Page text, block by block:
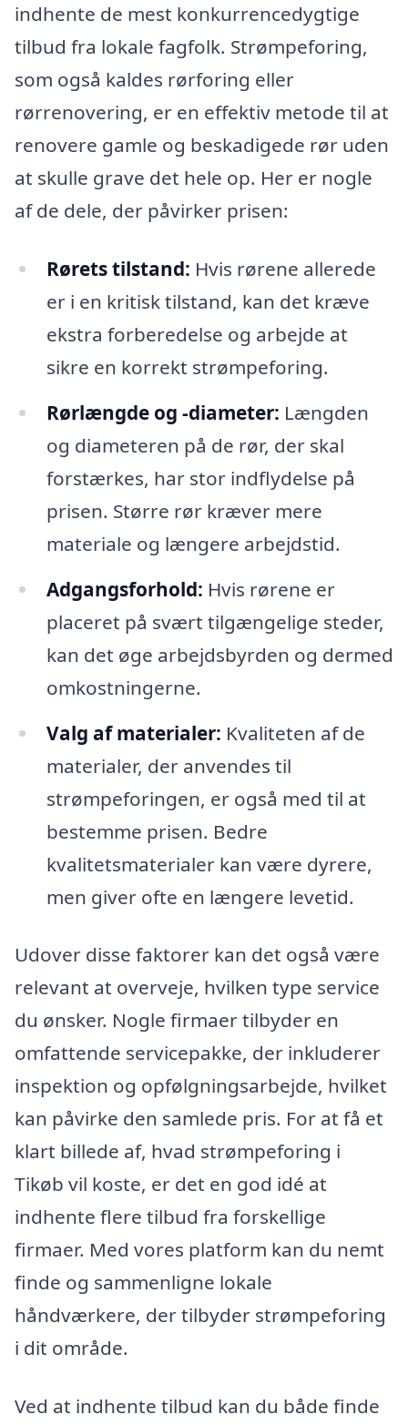
indhente de mest konkurrencedygtige
tilbud fra lokale fagfolk. Strømpeforing,
som også kaldes rørforing eller
rørrenovering, er en effektiv metode til at
renovere gamle og beskadigede rør uden
at skulle grave det hele op. Her er nogle
af de dele, der påvirker prisen:
Rørets tilstand: Hvis rørene allerede
er i en kritisk tilstand, kan det kræve
ekstra forberedelse og arbejde at
sikre en korrekt strømpeforing.
Rørlængde og -diameter: Længden
og diameteren på de rør, der skal
forstærkes, har stor indflydelse på
prisen. Større rør kræver mere
materiale og længere arbejdstid.
Adgangsforhold: Hvis rørene er
placeret på svært tilgængelige steder,
kan det øge arbejdsbyrden og dermed
omkostningerne.
Valg af materialer: Kvaliteten af de
materialer, der anvendes til
strømpeforingen, er også med til at
bestemme prisen. Bedre
kvalitetsmaterialer kan være dyrere,
men giver ofte en længere levetid.
Udover disse faktorer kan det også være
relevant at overveje, hvilken type service
du ønsker. Nogle firmaer tilbyder en
omfattende servicepakke, der inkluderer
inspektion og opfølgningsarbejde, hvilket
kan påvirke den samlede pris. For at få et
klart billede af, hvad strømpeforing i
Tikøb vil koste, er det en god idé at
indhente flere tilbud fra forskellige
firmaer. Med vores platform kan du nemt
finde og sammenligne lokale
håndværkere, der tilbyder strømpeforing
i dit område.
Ved at indhente tilbud kan du både finde